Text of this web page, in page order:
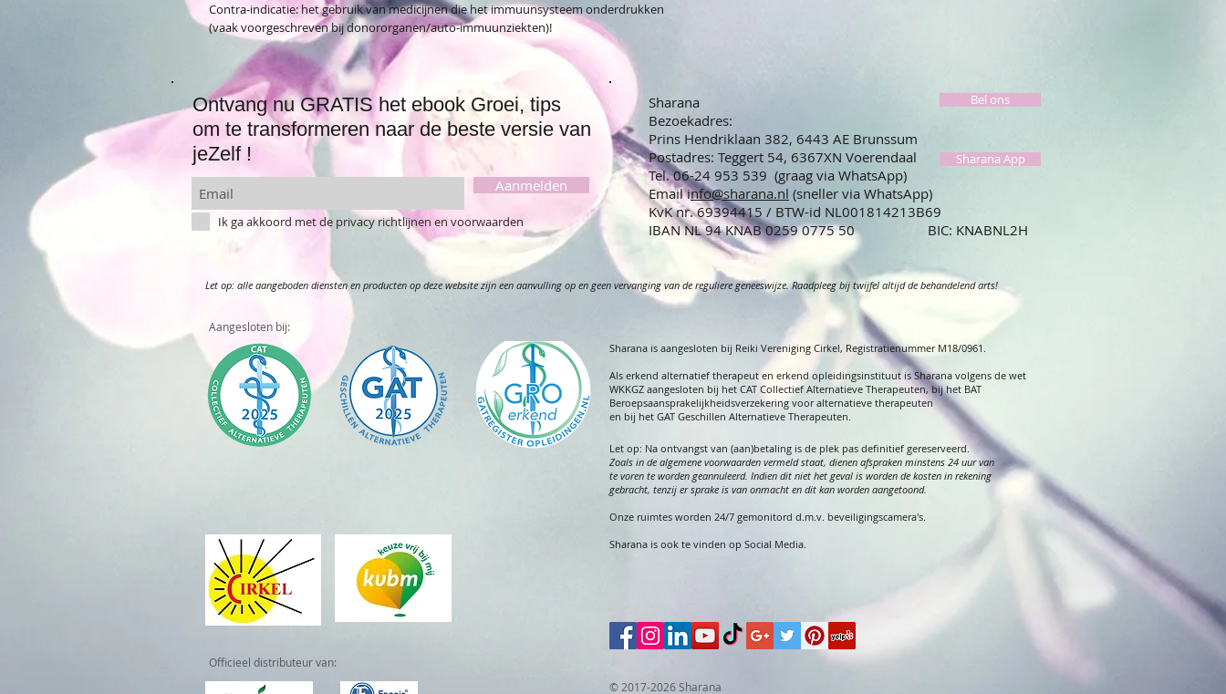
Contra-indicatie: het gebruik van medicijnen die het immuunsysteem onderdrukken
(vaak voorgeschreven bij donororganen/auto-immuunziekten)!
Ontvang nu GRATIS het ebook Groei, tips
om te transformeren naar de beste versie van
jeZelf !
Aanmelden
Ik ga akkoord met de privacy richtlijnen en voorwaarden
Sharana
Bezoekadres:
Prins Hendriklaan 382, 6443 AE Brunssum
Postadres: Teggert 54, 6367XN Voerendaal
Tel. 06-24 953 539 (graag via WhatsApp)
Email info@sharana.nl (sneller via WhatsApp)
KvK nr. 69394415 / BTW-id NL001814213B69
IBAN NL 94 KNAB 0259 0775 50 BIC: KNABNL2H
Bel ons
Sharana App
Let op: alle aangeboden diensten en producten op deze website zijn een aanvulling op en geen vervanging van de reguliere geneeswijze. Raadpleeg bij twijfel altijd de behandelend arts!
Aangesloten bij:
Sharana is aangesloten bij Reiki Vereniging Cirkel, Registratienummer M18/0961.
Als erkend alternatief therapeut en erkend opleidingsinstituut is Sharana volgens de wet
WKKGZ aangesloten bij het CAT Collectief Alternatieve Therapeuten, bij het BAT
Beroepsaansprakelijkheidsverzekering voor alternatieve therapeuten
en bij het GAT Geschillen Alternatieve Therapeuten.
Let op: Na ontvangst van (aan)betaling is de plek pas definitief gereserveerd.
Zoals in de algemene voorwaarden vermeld staat, dienen afspraken minstens 24 uur van
te voren te worden geannuleerd. Indien dit niet het geval is worden de kosten in rekening
gebracht, tenzij er sprake is van onmacht en dit kan worden aangetoond.
Onze ruimtes worden 24/7 gemonitord d.m.v. beveiligingscamera's.
Sharana is ook te vinden op Social Media.
Officieel distributeur van:
© 2017-2026 Sharana